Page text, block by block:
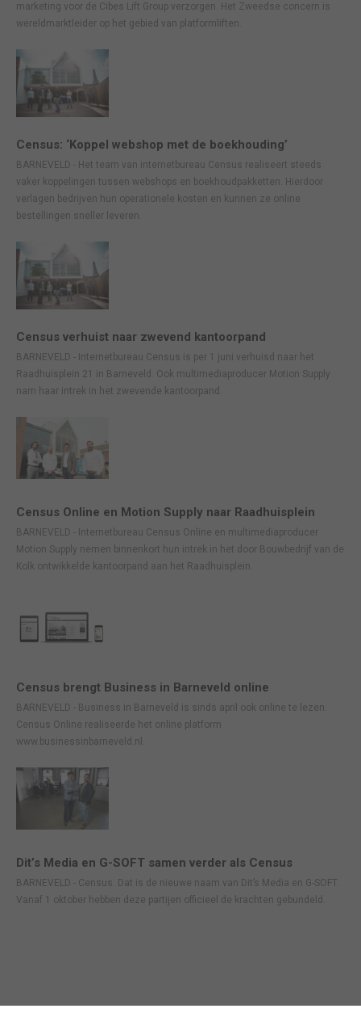
marketing voor de Cibes Lift Group verzorgen. Het Zweedse concern is
wereldmarktleider op het gebied van platformliften.
Census: ‘Koppel webshop met de boekhouding’
BARNEVELD - Het team van internetbureau Census realiseert steeds
vaker koppelingen tussen webshops en boekhoudpakketten. Hierdoor
verlagen bedrijven hun operationele kosten en kunnen ze online
bestellingen sneller leveren.
Census verhuist naar zwevend kantoorpand
BARNEVELD - Internetbureau Census is per 1 juni verhuisd naar het
Raadhuisplein 21 in Barneveld. Ook multimediaproducer Motion Supply
nam haar intrek in het zwevende kantoorpand.
Census Online en Motion Supply naar Raadhuisplein
BARNEVELD - Internetbureau Census Online en multimediaproducer
Motion Supply nemen binnenkort hun intrek in het door Bouwbedrijf van de
Kolk ontwikkelde kantoorpand aan het Raadhuisplein.
Census brengt Business in Barneveld online
BARNEVELD - Business in Barneveld is sinds april ook online te lezen.
Census Online realiseerde het online platform
www.businessinbarneveld.nl.
Dit’s Media en G-SOFT samen verder als Census
BARNEVELD - Census. Dat is de nieuwe naam van Dit’s Media en G-SOFT.
Vanaf 1 oktober hebben deze partijen officieel de krachten gebundeld.